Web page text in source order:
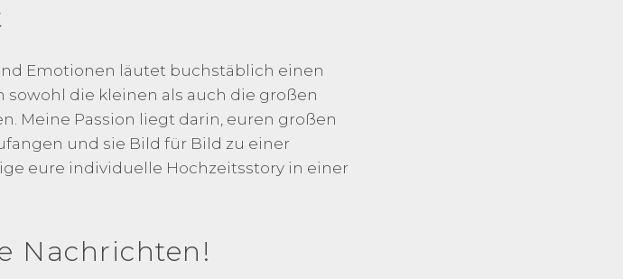
Emotionen läutet buchstäblich einen
die kleinen als auch die großen
Meine Passion liegt darin, euren großen
und sie Bild für Bild zu einer
eure individuelle Hochzeitsstory in einer
Nachrichten!